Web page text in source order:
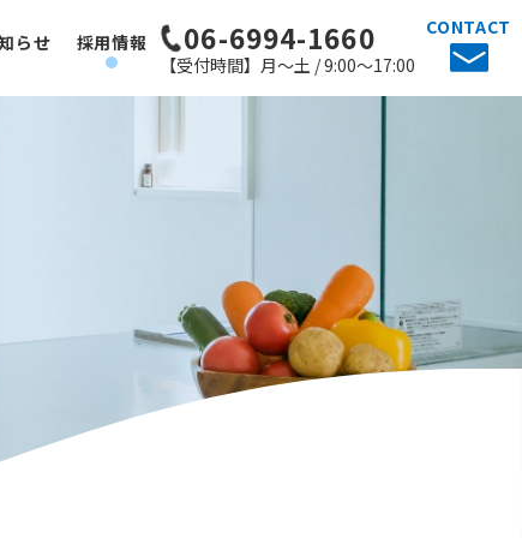
らせ 採用情報 06-6994-1660
【受付時間】月～土 / 9:00～17:00
CONTACT